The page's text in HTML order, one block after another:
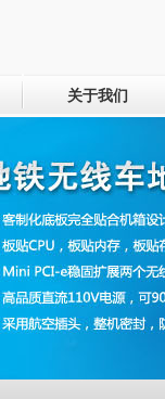
关于我们